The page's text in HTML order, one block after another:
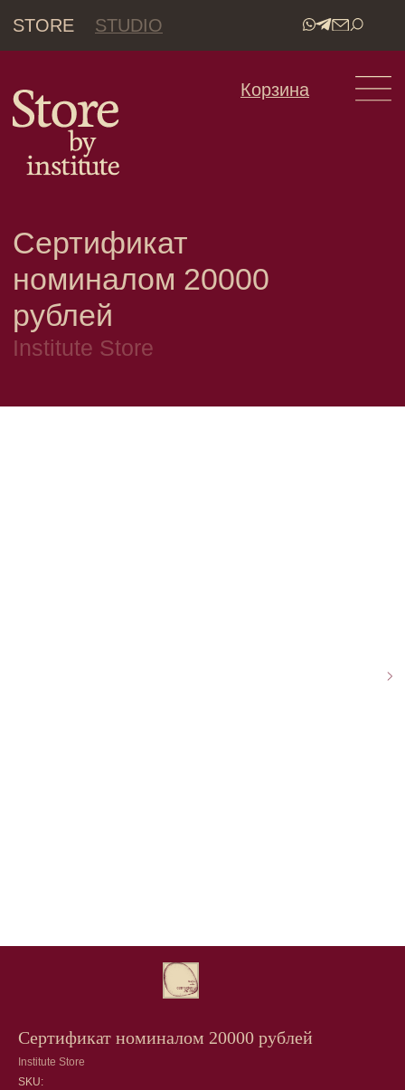
STORE STUDIO
•
Сертификат
Institute Store
Сертификат номиналом 20000 рублей
Institute Store
SKU: